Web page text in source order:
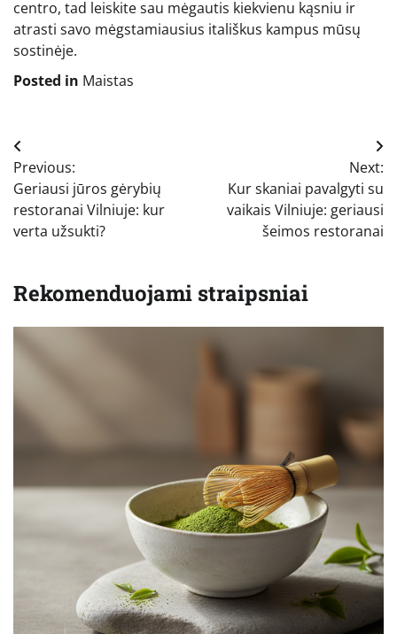
centro, tad leiskite sau mėgautis kiekvienu kąsniu ir
atrasti savo mėgstamiausius itališkus kampus mūsų
sostinėje.
Posted in Maistas
Navigacija
tarp
įrašų
Previous:
Geriausi jūros gėrybių
restoranai Vilniuje: kur
verta užsukti?
Next:
Kur skaniai pavalgyti su
vaikais Vilniuje: geriausi
šeimos restoranai
Rekomenduojami straipsniai